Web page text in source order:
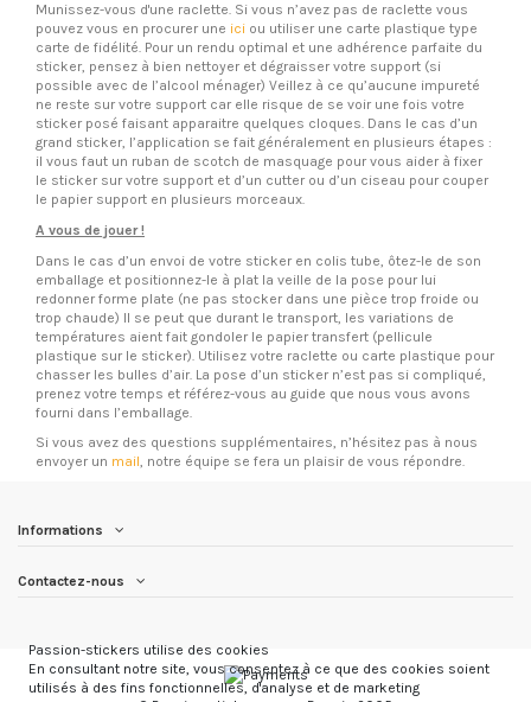
Munissez-vous d'une raclette. Si vous n’avez pas de raclette vous
pouvez vous en procurer une ici ou utiliser une carte plastique type
carte de fidélité. Pour un rendu optimal et une adhérence parfaite du
sticker, pensez à bien nettoyer et dégraisser votre support (si
possible avec de l’alcool ménager) Veillez à ce qu’aucune impureté
ne reste sur votre support car elle risque de se voir une fois votre
sticker posé faisant apparaitre quelques cloques. Dans le cas d’un
grand sticker, l’application se fait généralement en plusieurs étapes :
il vous faut un ruban de scotch de masquage pour vous aider à fixer
le sticker sur votre support et d’un cutter ou d’un ciseau pour couper
le papier support en plusieurs morceaux.
A vous de jouer !
Dans le cas d’un envoi de votre sticker en colis tube, ôtez-le de son
emballage et positionnez-le à plat la veille de la pose pour lui
redonner forme plate (ne pas stocker dans une pièce trop froide ou
trop chaude) Il se peut que durant le transport, les variations de
températures aient fait gondoler le papier transfert (pellicule
plastique sur le sticker). Utilisez votre raclette ou carte plastique pour
chasser les bulles d’air. La pose d’un sticker n’est pas si compliqué,
prenez votre temps et référez-vous au guide que nous vous avons
fourni dans l’emballage.
Si vous avez des questions supplémentaires, n’hésitez pas à nous
envoyer un mail, notre équipe se fera un plaisir de vous répondre.
Informations
Contactez-nous
Passion-stickers utilise des cookies
En consultant notre site, vous consentez à ce que des cookies soient
utilisés à des fins fonctionnelles, d'analyse et de marketing